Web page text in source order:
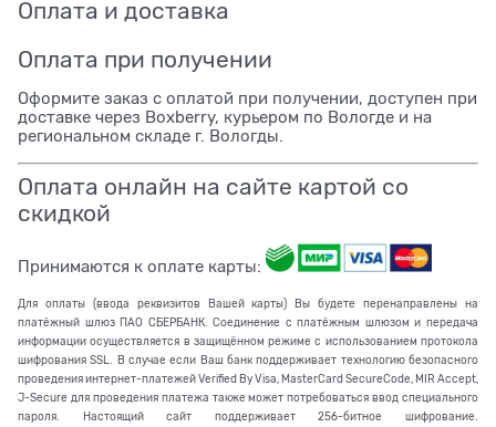
Оплата и доставка
Оплата при получении
Оформите заказ с оплатой при получении, доступен при
доставке через Boxberry, курьером по Вологде и на
региональном складе г. Вологды.
Оплата онлайн на сайте картой со
скидкой
Принимаются к оплате карты:
Для оплаты (ввода реквизитов Вашей карты) Вы будете перенаправлены на
платёжный шлюз ПАО СБЕРБАНК. Соединение с платёжным шлюзом и передача
информации осуществляется в защищённом режиме с использованием протокола
шифрования SSL. В случае если Ваш банк поддерживает технологию безопасного
проведения интернет-платежей Verified By Visa, MasterCard SecureCode, MIR Accept,
J-Secure для проведения платежа также может потребоваться ввод специального
пароля. Настоящий сайт поддерживает 256-битное шифрование.